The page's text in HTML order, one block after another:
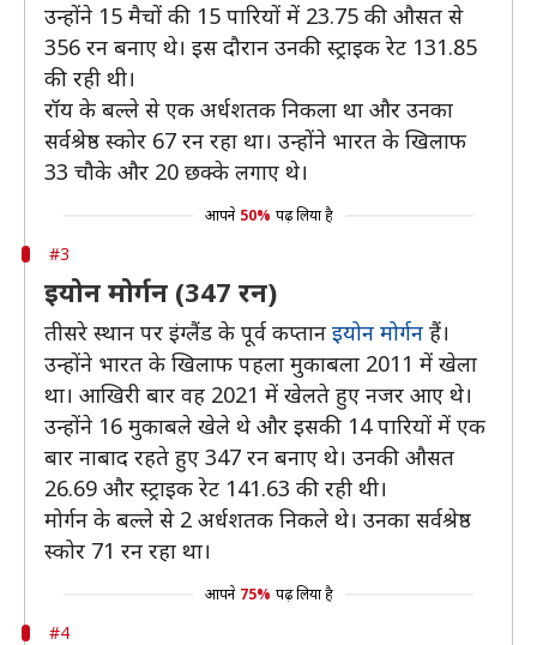
उन्होंने 15 मैचों की 15 पारियों में 23.75 की औसत से
356 रन बनाए थे। इस दौरान उनकी स्ट्राइक रेट 131.85
की रही थी।
रॉय के बल्ले से एक अर्धशतक निकला था और उनका
सर्वश्रेष्ठ स्कोर 67 रन रहा था। उन्होंने भारत के खिलाफ
33 चौके और 20 छक्के लगाए थे।
आपने 50% पढ़ लिया है
#3
इयोन मोर्गन (347 रन)
तीसरे स्थान पर इंग्लैंड के पूर्व कप्तान इयोन मोर्गन हैं।
उन्होंने भारत के खिलाफ पहला मुकाबला 2011 में खेला
था। आखिरी बार वह 2021 में खेलते हुए नजर आए थे।
उन्होंने 16 मुकाबले खेले थे और इसकी 14 पारियों में एक
बार नाबाद रहते हुए 347 रन बनाए थे। उनकी औसत
26.69 और स्ट्राइक रेट 141.63 की रही थी।
मोर्गन के बल्ले से 2 अर्धशतक निकले थे। उनका सर्वश्रेष्ठ
स्कोर 71 रन रहा था।
आपने 75% पढ़ लिया है
#4